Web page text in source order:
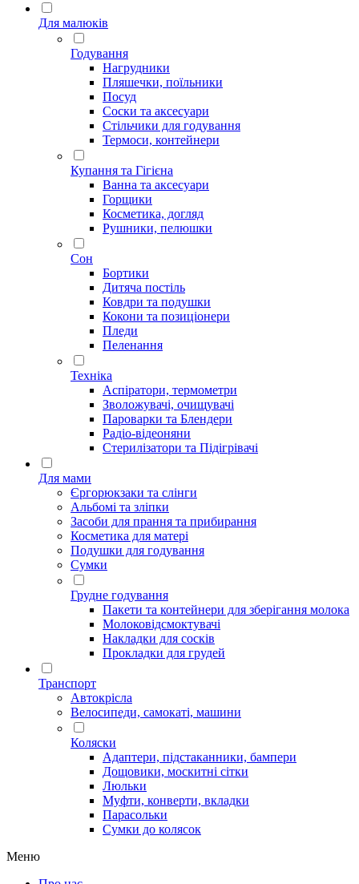
Для малюків
Годування
Нагрудники
Пляшечки, поїльники
Посуд
Соски та аксесуари
Стільчики для годування
Термоси, контейнери
Купання та Гігієна
Ванна та аксесуари
Горщики
Косметика, догляд
Рушники, пелюшки
Сон
Бортики
Дитяча постіль
Ковдри та подушки
Кокони та позиціонери
Пледи
Пеленання
Техніка
Аспіратори, термометри
Зволожувачі, очищувачі
Пароварки та Блендери
Радіо-відеоняни
Стерилізатори та Підігрівачі
Для мами
Єргорюкзаки та слінги
Альбомі та зліпки
Засоби для прання та прибирання
Косметика для матері
Подушки для годування
Сумки
Грудне годування
Пакети та контейнери для зберігання молока
Молоковідсмоктувачі
Накладки для сосків
Прокладки для грудей
Транспорт
Автокрісла
Велосипеди, самокаті, машини
Коляски
Адаптери, підстаканники, бампери
Дощовики, москитні сітки
Люльки
Муфти, конверти, вкладки
Парасольки
Сумки до колясок
Меню